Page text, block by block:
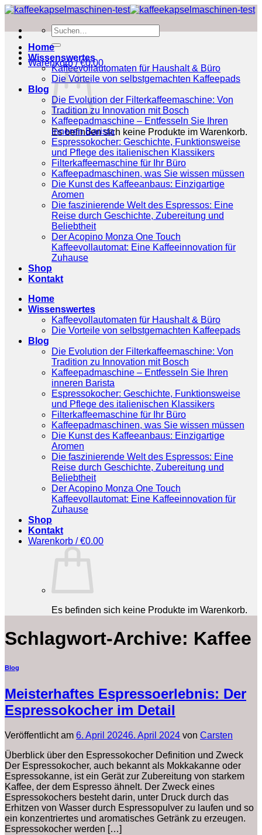
Zum
springen
Suchen
nach:
Warenkorb /€0.00
Es befinden sich keine Produkte im Warenkorb.
Home
Wissenswertes
Kaffeevollautomaten für Haushalt & Büro
Die Vorteile von selbstgemachten Kaffeepads
Blog
Die Evolution der Filterkaffeemaschine: Von
Tradition zu Innovation mit Bosch
Kaffeepadmaschine – Entfesseln Sie Ihren
inneren Barista
Espressokocher: Geschichte, Funktionsweise
und Pflege des italienischen Klassikers
Filterkaffeemaschine für Ihr Büro
Kaffeepadmaschinen, was Sie wissen müssen
Die Kunst des Kaffeeanbaus: Einzigartige
Aromen
Die faszinierende Welt des Espressos: Eine
Reise durch Geschichte, Zubereitung und
Beliebtheit
Der Acopino Monza One Touch
Kaffeevollautomat: Eine Kaffeeinnovation für
Zuhause
Shop
Kontakt
Home
Wissenswertes
Kaffeevollautomaten für Haushalt & Büro
Die Vorteile von selbstgemachten Kaffeepads
Blog
Die Evolution der Filterkaffeemaschine: Von
Tradition zu Innovation mit Bosch
Kaffeepadmaschine – Entfesseln Sie Ihren
inneren Barista
Espressokocher: Geschichte, Funktionsweise
und Pflege des italienischen Klassikers
Filterkaffeemaschine für Ihr Büro
Kaffeepadmaschinen, was Sie wissen müssen
Die Kunst des Kaffeeanbaus: Einzigartige
Aromen
Die faszinierende Welt des Espressos: Eine
Reise durch Geschichte, Zubereitung und
Beliebtheit
Der Acopino Monza One Touch
Kaffeevollautomat: Eine Kaffeeinnovation für
Zuhause
Shop
Kontakt
Warenkorb /€0.00
Es befinden sich keine Produkte im Warenkorb.
Schlagwort-Archive: Kaffee
Blog
Meisterhaftes Espressoerlebnis: Der
Espressokocher im Detail
Veröffentlicht am 6. April 20246. April 2024 von Carsten
Überblick über den Espressokocher Definition und Zweck
Der Espressokocher, auch bekannt als Mokkakanne oder
Espressokanne, ist ein Gerät zur Zubereitung von starkem
Kaffee, der dem Espresso ähnelt. Der Zweck eines
Espressokochers besteht darin, unter Druck durch das
Erhitzen von Wasser durch Espressopulver zu laufen und so
ein konzentriertes und aromatisches Getränk zu erzeugen.
Espressokocher werden […]